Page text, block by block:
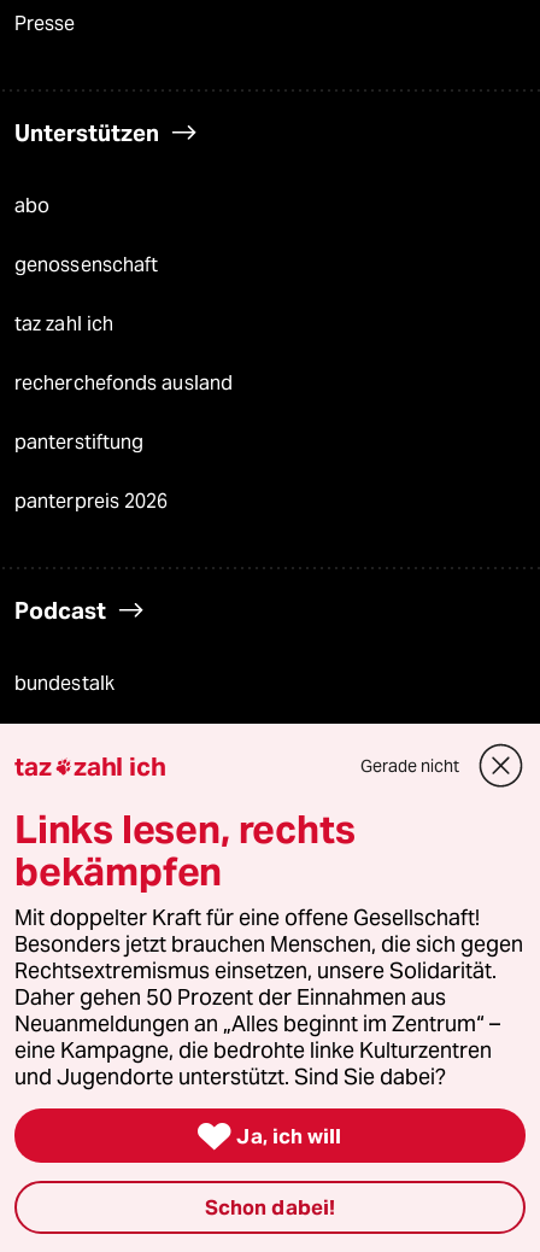
Presse
Unterstützen
abo
genossenschaft
taz zahl ich
recherchefonds ausland
panterstiftung
panterpreis 2026
Podcast
bundestalk
Mauerecho
Freie Rede
reingehen
Newsletter
team zukunft
taz frisch
taz zahl ich Gerade nicht
Links lesen, rechts
bekämpfen
Mit doppelter Kraft für eine offene Gesellschaft!
Besonders jetzt brauchen Menschen, die sich gegen
Rechtsextremismus einsetzen, unsere Solidarität.
Daher gehen 50 Prozent der Einnahmen aus
Neuanmeldungen an „Alles beginnt im Zentrum“ –
eine Kampagne, die bedrohte linke Kulturzentren
und Jugendorte unterstützt. Sind Sie dabei?
 Ja, ich will
Schon dabei!